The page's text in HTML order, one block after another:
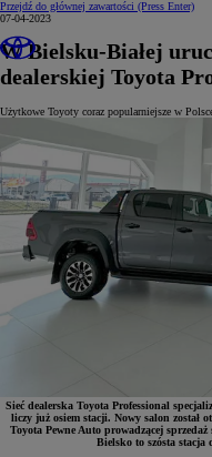
Przejdź do głównej zawartości (Press Enter)
07-04-2023
W Bielsku-Białej
dealerskiej Toyota
Użytkowe Toyoty coraz popularniejsze w
Sieć dealerska Toyota Professional
liczy już osiem stacji. Nowy salon został
Toyota Pewne Auto prowadzącej
Bielsko to szósta